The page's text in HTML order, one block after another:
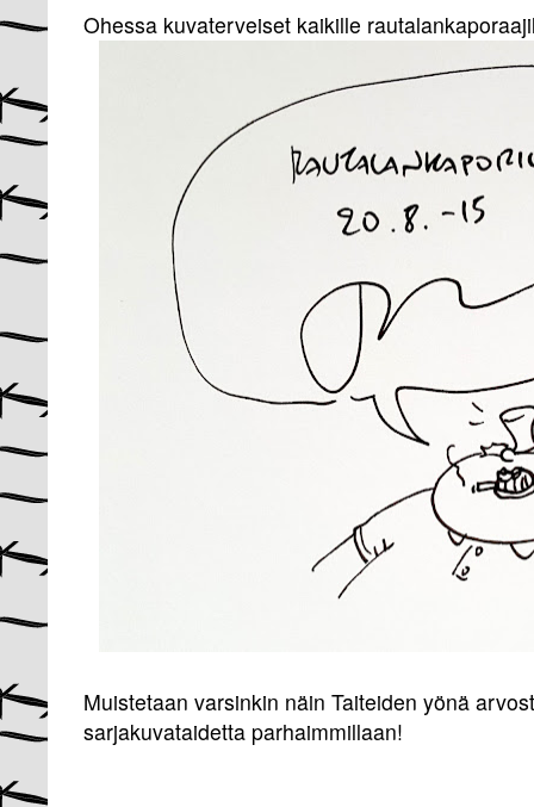
Ohessa kuvaterveiset kaikille
Muistetaan varsinkin näin Taiteiden yönä
sarjakuvataidetta parhaimmillaan!